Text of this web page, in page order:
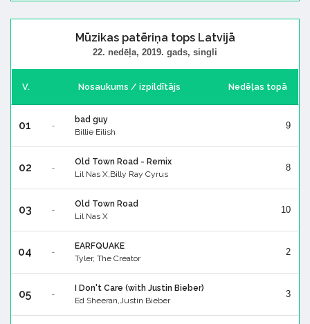
Mūzikas patēriņa tops Latvijā
22. nedēļa, 2019. gads, singli
V. Nosaukums / izpildītājs Nedēļas topā
01 -
bad guy
Billie Eilish
9
02 -
Old Town Road - Remix
Lil Nas X,Billy Ray Cyrus
8
03 -
Old Town Road
Lil Nas X
10
04 -
EARFQUAKE
Tyler, The Creator
2
05 -
I Don't Care (with Justin Bieber)
Ed Sheeran,Justin Bieber
3